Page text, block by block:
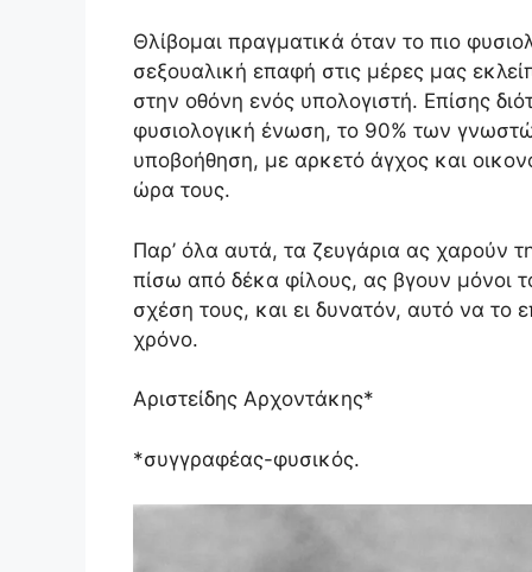
Θλίβομαι πραγματικά όταν το πιο
σεξουαλική επαφή στις μέρες μας
στην οθόνη ενός υπολογιστή. Επίσης
φυσιολογική ένωση, το 90% των
υποβοήθηση, με αρκετό άγχος και
ώρα τους.
Παρ’ όλα αυτά, τα ζευγάρια ας χαρούν
πίσω από δέκα φίλους, ας βγουν μόνοι
σχέση τους, και ει δυνατόν, αυτό να
χρόνο.
Αριστείδης Αρχοντάκης*
*συγγραφέας-φυσικός.